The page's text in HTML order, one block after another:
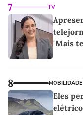
7 TV
"Mais
8 MOBILIDADE
Eles
elétrico